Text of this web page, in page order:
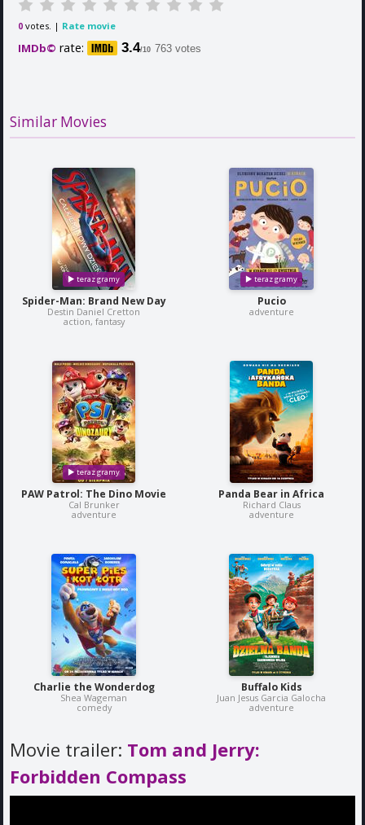
0 votes. | Rate movie
IMDb© rate: 3.4/10 763 votes
Similar Movies
Spider-Man: Brand New Day
Destin Daniel Cretton
action, fantasy
Pucio
adventure
PAW Patrol: The Dino Movie
Cal Brunker
adventure
Panda Bear in Africa
Richard Claus
adventure
Charlie the Wonderdog
Shea Wageman
comedy
Buffalo Kids
Juan Jesus Garcia Galocha
adventure
Movie trailer: Tom and Jerry:
Forbidden Compass